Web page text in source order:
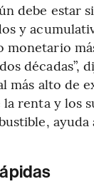
debe estar
y
monetario
décadas”,
más alto de
renta y los
ayuda